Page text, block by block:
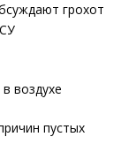
грохот
воздухе
пустых